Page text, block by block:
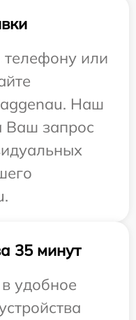
или
Наш
Ваш запрос
35 минут
удобное